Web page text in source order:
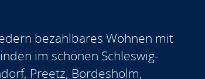
bezahlbares Wohnen mit
im schönen Schleswig-
Preetz, Bordesholm,